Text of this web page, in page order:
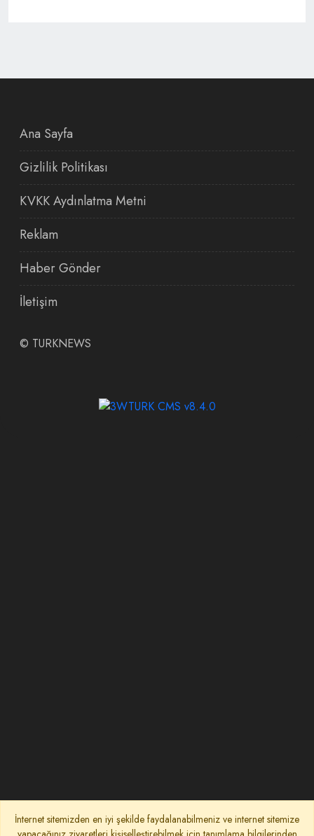
Ana Sayfa
Gizlilik Politikası
KVKK Aydınlatma Metni
Reklam
Haber Gönder
İletişim
© TURKNEWS
İnternet sitemizden en iyi şekilde faydalanabilmeniz ve internet sitemize